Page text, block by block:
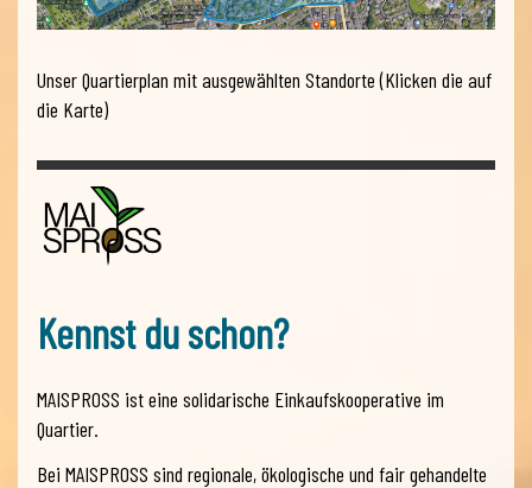
Unser Quartierplan mit ausgewählten Standorte (Klicken die auf
die Karte)
Kennst du schon?
MAISPROSS ist eine solidarische Einkaufskooperative im
Quartier.
Bei MAISPROSS sind regionale, ökologische und fair gehandelte